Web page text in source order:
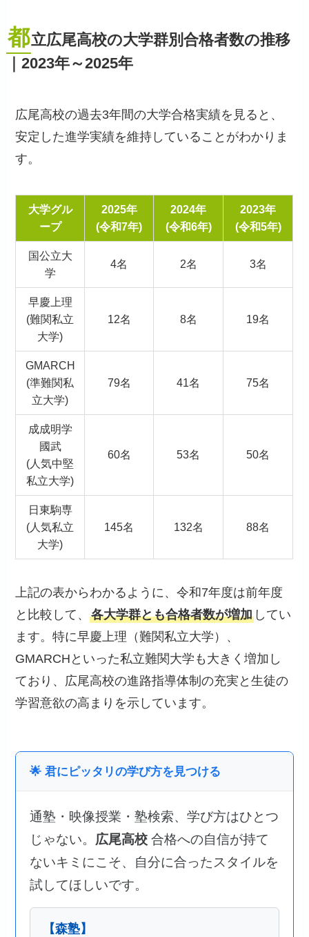
都立広尾高校の大学群別合格者数の推移
｜2023年～2025年
広尾高校の過去3年間の大学合格実績を見ると、
安定した進学実績を維持していることがわかりま
す。
大学グル
ープ
2025年
(令和7年)
2024年
(令和6年)
2023年
(令和5年)
国公立大
学
4名 2名 3名
早慶上理
(難関私立
大学)
12名 8名 19名
GMARCH
(準難関私
立大学)
79名 41名 75名
成成明学
國武
(人気中堅
私立大学)
60名 53名 50名
日東駒専
(人気私立
大学)
145名 132名 88名
上記の表からわかるように、令和7年度は前年度
と比較して、各大学群とも合格者数が増加 してい
ます。特に早慶上理（難関私立大学）、
GMARCHといった私立難関大学も大きく増加し
ており、広尾高校の進路指導体制の充実と生徒の
学習意欲の高まりを示しています。
🌟 君にピッタリの学び方を見つける
通塾・映像授業・塾検索、学び方はひとつ
じゃない。 広尾高校 合格への自信が持て
ないキミにこそ、自分に合ったスタイルを
試してほしいです。
【森塾】